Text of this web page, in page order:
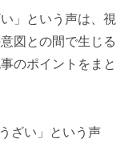
」という声は、視
図との間で生じる
のポイントをまと
ざい」という声